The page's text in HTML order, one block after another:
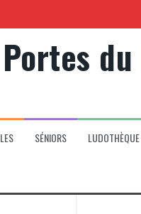
du
SÉNIORS LUDOTHÈQUE